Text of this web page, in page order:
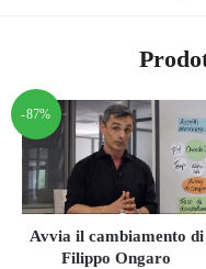
-87%
Avvia il cambiamento di
Filippo Ongaro